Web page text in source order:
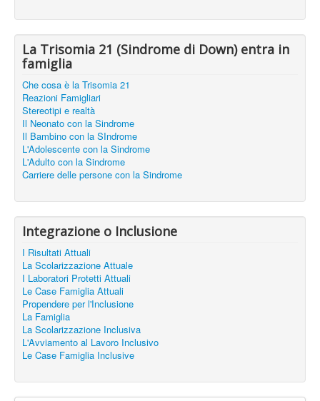
La Trisomia 21 (Sindrome di Down) entra in
famiglia
Che cosa è la Trisomia 21
Reazioni Famigliari
Stereotipi e realtà
Il Neonato con la Sindrome
Il Bambino con la SIndrome
L'Adolescente con la Sindrome
L'Adulto con la Sindrome
Carriere delle persone con la Sindrome
Integrazione o Inclusione
I Risultati Attuali
La Scolarizzazione Attuale
I Laboratori Protetti Attuali
Le Case Famiglia Attuali
Propendere per l'Inclusione
La Famiglia
La Scolarizzazione Inclusiva
L'Avviamento al Lavoro Inclusivo
Le Case Famiglia Inclusive